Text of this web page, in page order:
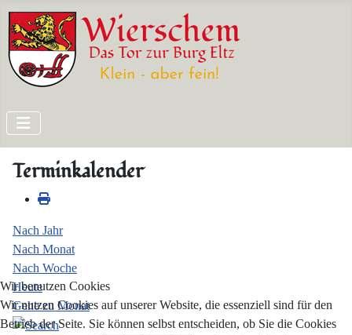
Terminkalender
Nach Jahr
Nach Monat
Nach Woche
Heute
Gehe zu Monat
Wir benutzen Cookies
Wir nutzen Cookies auf unserer Website, die essenziell sind für den
Betrieb der Seite. Sie können selbst entscheiden, ob Sie die Cookies